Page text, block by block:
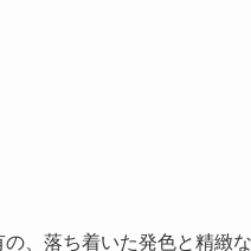
、落ち着いた発色と精緻